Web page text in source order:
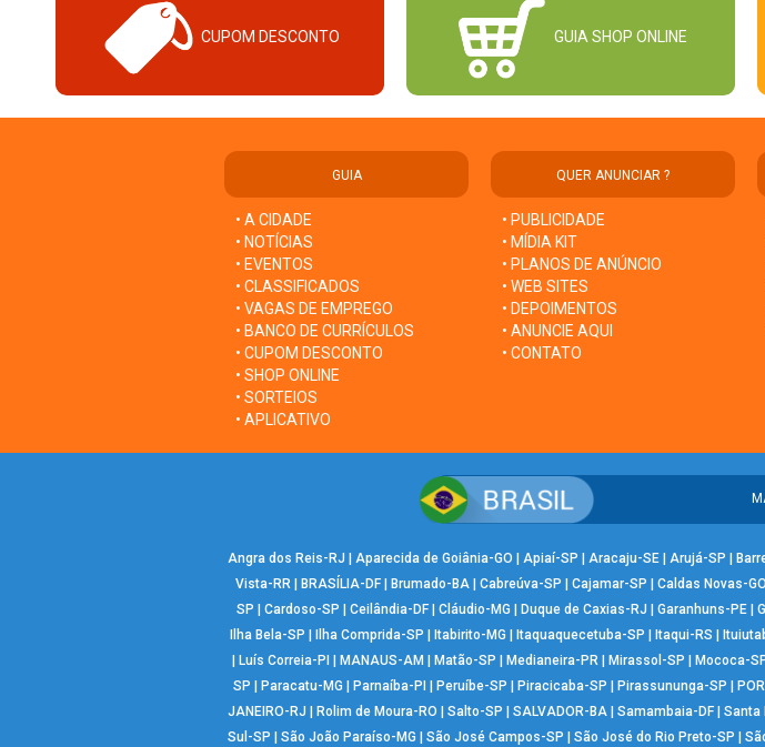
CUPOM DESCONTO GUIA SHOP ONLINE
GUIA
• A CIDADE
• NOTÍCIAS
• EVENTOS
• CLASSIFICADOS
• VAGAS DE EMPREGO
• BANCO DE CURRÍCULOS
• CUPOM DESCONTO
• SHOP ONLINE
• SORTEIOS
• APLICATIVO
QUER ANUNCIAR ?
• PUBLICIDADE
• MÍDIA KIT
• PLANOS DE ANÚNCIO
• WEB SITES
• DEPOIMENTOS
• ANUNCIE AQUI
• CONTATO
Angra dos Reis-RJ | Aparecida de Goiânia-GO | Apiaí-SP | Aracaju-SE| Arujá-SP |
Vista-RR | BRASÍLIA-DF| Brumado-BA| Cabreúva-SP | Cajamar-SP | Caldas Novas-GO
SP | Cardoso-SP | Ceilândia-DF | Cláudio-MG | Duque de Caxias-RJ | Garanhuns-PE |
Ilha Bela-SP | Ilha Comprida-SP | Itabirito-MG | Itaquaquecetuba-SP | Itaqui-RS |
| Luís Correia-PI | MANAUS-AM | Matão-SP | Medianeira-PR | Mirassol-SP | Mococa-
SP | Paracatu-MG | Parnaíba-PI | Peruíbe-SP | Piracicaba-SP | Pirassununga-SP |
JANEIRO-RJ | Rolim de Moura-RO | Salto-SP | SALVADOR-BA | Samambaia-DF | Santa
Sul-SP | São João Paraíso-MG | São José Campos-SP | São José do Rio Preto-SP |